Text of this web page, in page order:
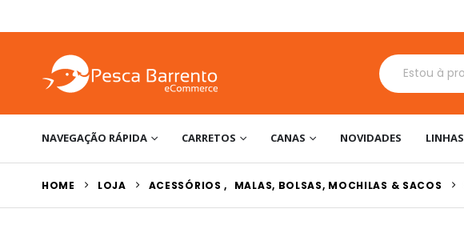
NAVEGAÇÃO RÁPIDA CARRETOS CANAS NOVIDADES LINHAS
HOME LOJA ACESSÓRIOS , MALAS, BOLSAS, MOCHILAS & SACOS